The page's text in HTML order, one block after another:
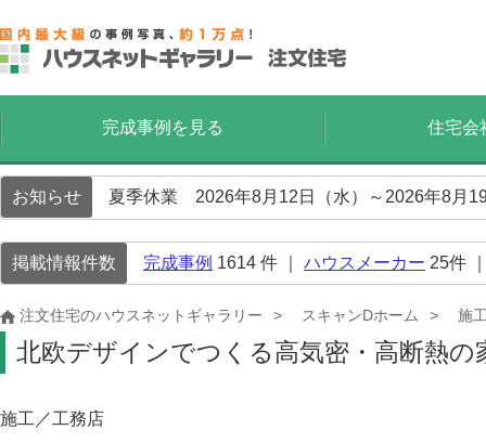
完成事例を見る 住宅会
お知らせ 夏季休業 2026年8月12日（水）～2026年8月
掲載情報件数 完成事例 1614 件 ｜ ハウスメーカー 25件
注文住宅のハウスネットギャラリー スキャンDホーム 施
北欧デザインでつくる高気密・高断熱の
施工／工務店